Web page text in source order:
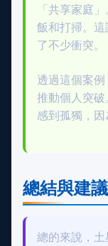
「共享家庭
飯和打掃。
了不少衝突。
透過這個案
推動個人突
感到孤獨，因
總結與建議
總的來說，